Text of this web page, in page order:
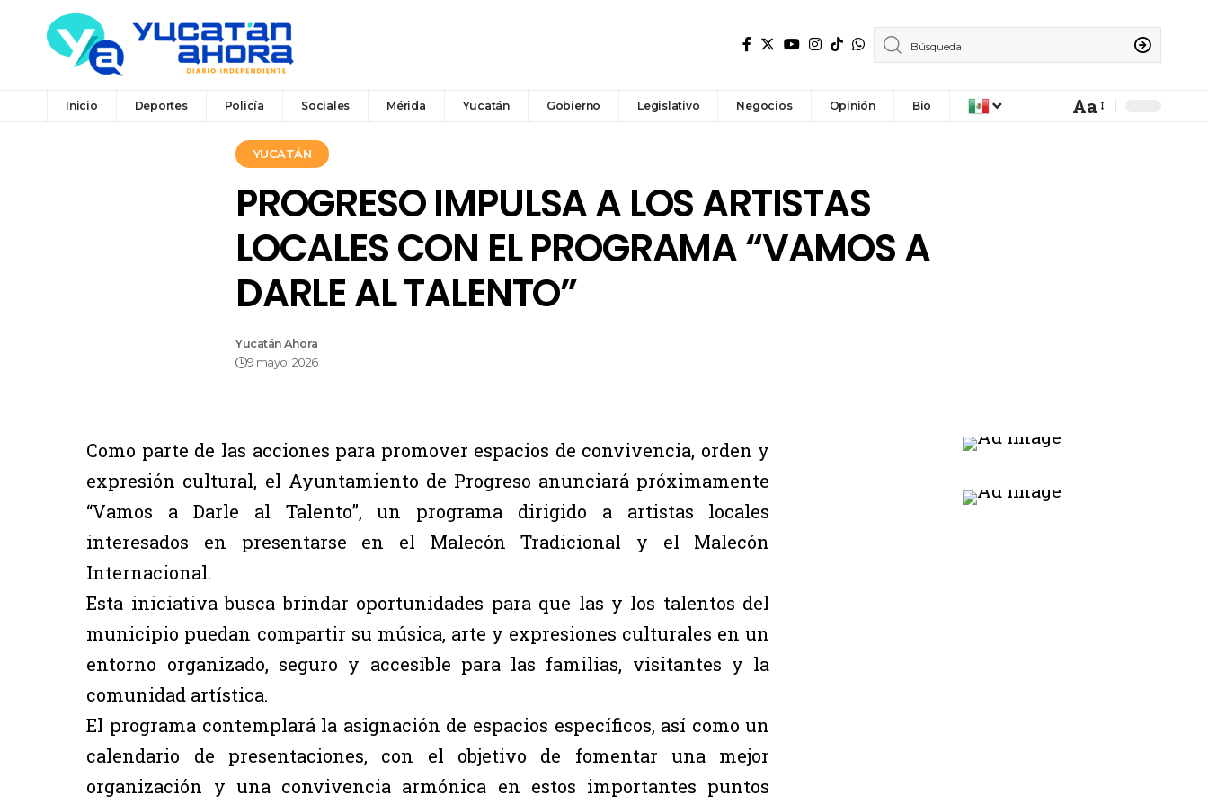
Inicio Deportes Policía Sociales Mérida Yucatán Gobierno Legislativo Negocios Opinión Bio Aa
YUCATÁN
PROGRESO IMPULSA A LOS ARTISTAS
LOCALES CON EL PROGRAMA “VAMOS A
DARLE AL TALENTO”
Yucatán Ahora
9 mayo, 2026
Como parte de las acciones para promover espacios de convivencia, orden y
expresión cultural, el Ayuntamiento de Progreso anunciará próximamente
“Vamos a Darle al Talento”, un programa dirigido a artistas locales
interesados en presentarse en el Malecón Tradicional y el Malecón
Internacional.
Esta iniciativa busca brindar oportunidades para que las y los talentos del
municipio puedan compartir su música, arte y expresiones culturales en un
entorno organizado, seguro y accesible para las familias, visitantes y la
comunidad artística.
El programa contemplará la asignación de espacios específicos, así como un
calendario de presentaciones, con el objetivo de fomentar una mejor
organización y una convivencia armónica en estos importantes puntos